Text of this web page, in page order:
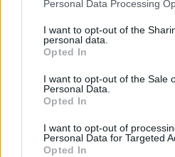
not limited to your visit or usage
grant or deny consent to Google
use your data for below specified
consent section.
Personal Data Processing
I want to opt-out of the
personal data.
Opted In
I want to opt-out of the Sale
Personal Data.
Opted In
I want to opt-out of
Personal Data for Targeted
Opted In
Condividi l'articolo
F T PiW